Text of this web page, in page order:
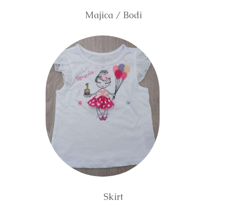
Majica / Bodi
Skirt